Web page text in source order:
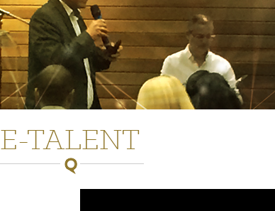
E-TALENT